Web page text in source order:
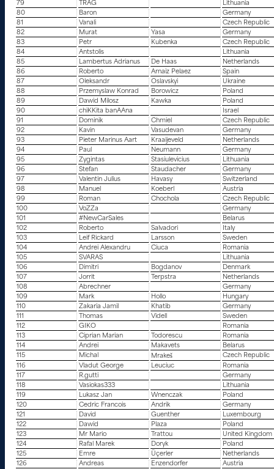
79 TRAG
Lithuania
80
Baron
Germany
81
Vanali
Czech Republic
82
Murat Yasa
Germany
83
Petr Kubenka
Czech Republic
84
Antstolis
Lithuania
85
Lambertus Adrianus De Haas
Netherlands
86
Roberto Arnaiz Pelaez
Spain
87
Oleksandr Oslavskyi
Ukraine
88
Przemyslaw Konrad Borowicz
Poland
89
Dawid Milosz Kawka
Poland
90
chiKKita banAAna
Israel
91
Dominik Chmiel
Czech Republic
92
Kavin Vasudevan
Germany
93
Pieter Marinus Aart Kraaijeveld
Netherlands
94
Paul Neumann
Germany
95
Zygintas Stasiulevicius
Lithuania
96
Stefan Staudacher
Germany
97
Valentin Julius Havasy
Switzerland
98
Manuel Koeberl
Austria
99
Roman Chochola
Czech Republic
100
VoZZa
Germany
101
#NewCarSales
Belarus
102
Roberto Salvadori
Italy
103
Leif Rickard Larsson
Sweden
104
Andrei Alexandru Ciuca
Romania
105
SVARAS
Lithuania
106
Dimitri Bogdanov
Denmark
107
Jorrit Terpstra
Netherlands
108
Abrechner
Germany
109
Mark Hollo
Hungary
110
Zakaria Jamil Khatib
Germany
111
Thomas Videll
Sweden
112
GIKO
Romania
113
Ciprian Marian Todorescu
Romania
114
Andrei Makavets
Belarus
115
Michal Mrakeš
Czech Republic
116
Vladut George Leuciuc
Romania
117
R.gutti
Germany
118
Vasiokas333
Lithuania
119
Lukasz Jan Wnenczak
Poland
120
Cedric Francois Andrik
Germany
121
David Guenther
Luxembourg
122
Dawid Plaza
Poland
123
Mr Mario Trattou
United Kingdom
124
Rafal Marek Doryk
Poland
125
Emre Üçerler
Netherlands
126
Andreas Enzendorfer
Austria